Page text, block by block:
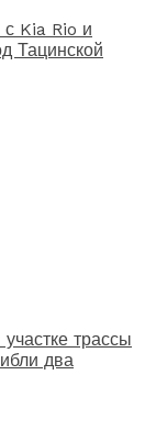
Kia Rio и
Тацинской
трассы
два